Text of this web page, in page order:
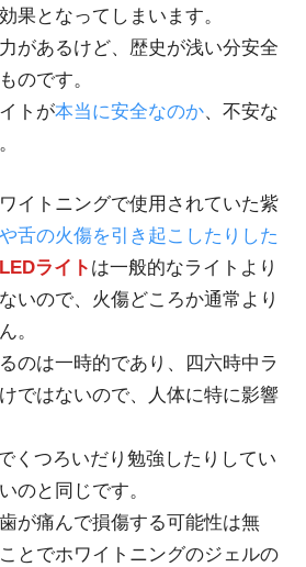
果となってしまいます。
があるけど、歴史が浅い分安全
のです。
トが本当に安全なのか、不安な
イトニングで使用されていた紫
舌の火傷を引き起こしたりした
LEDライト は一般的なライトより
いので、火傷どころか通常より
。
のは一時的であり、四六時中ラ
ではないので、人体に特に影響
くつろいだり勉強したりしてい
のと同じです。
が痛んで損傷する可能性は無
とでホワイトニングのジェルの